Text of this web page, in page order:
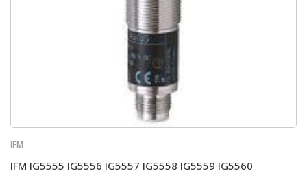
IFM
IFM IG5555 IG5556 IG5557 IG5558 IG5559 IG5560